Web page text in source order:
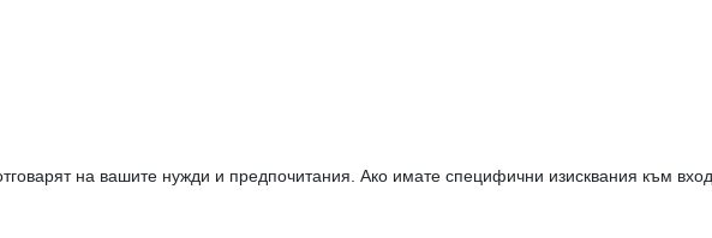
на вашите нужди и предпочитания. Ако имате специфични изисквания към